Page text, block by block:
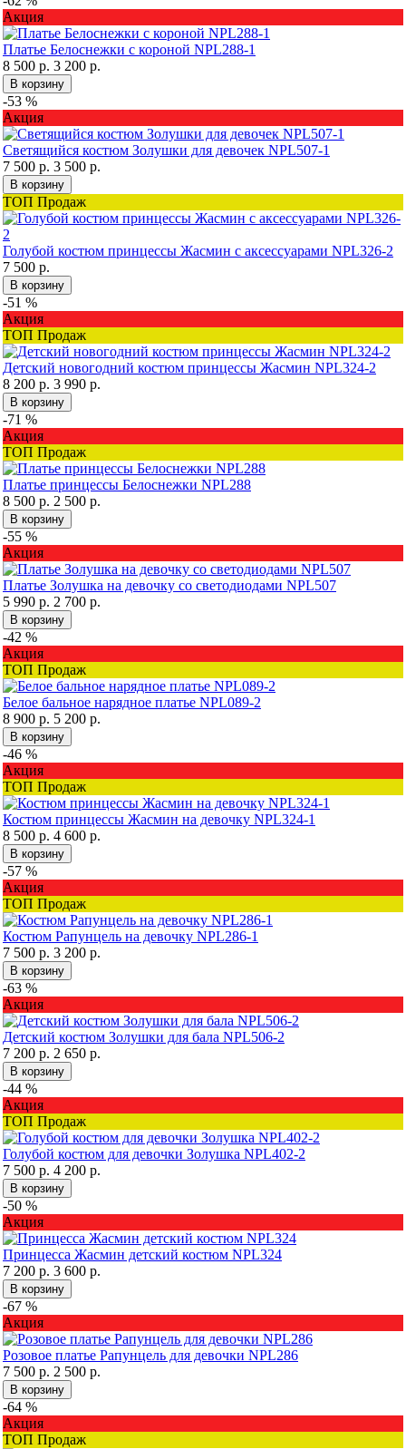
Акция
Платье Белоснежки с короной NPL288-1
8 500 р. 3 200 р.
В корзину
-53 %
Акция
Светящийся костюм Золушки для девочек NPL507-1
7 500 р. 3 500 р.
В корзину
ТОП Продаж
Голубой костюм принцессы Жасмин с аксессуарами NPL326-2
7 500 р.
В корзину
-51 %
Акция
ТОП Продаж
Детский новогодний костюм принцессы Жасмин NPL324-2
8 200 р. 3 990 р.
В корзину
-71 %
Акция
ТОП Продаж
Платье принцессы Белоснежки NPL288
8 500 р. 2 500 р.
В корзину
-55 %
Акция
Платье Золушка на девочку со светодиодами NPL507
5 990 р. 2 700 р.
В корзину
-42 %
Акция
ТОП Продаж
Белое бальное нарядное платье NPL089-2
8 900 р. 5 200 р.
В корзину
-46 %
Акция
ТОП Продаж
Костюм принцессы Жасмин на девочку NPL324-1
8 500 р. 4 600 р.
В корзину
-57 %
Акция
ТОП Продаж
Костюм Рапунцель на девочку NPL286-1
7 500 р. 3 200 р.
В корзину
-63 %
Акция
Детский костюм Золушки для бала NPL506-2
7 200 р. 2 650 р.
В корзину
-44 %
Акция
ТОП Продаж
Голубой костюм для девочки Золушка NPL402-2
7 500 р. 4 200 р.
В корзину
-50 %
Акция
Принцесса Жасмин детский костюм NPL324
7 200 р. 3 600 р.
В корзину
-67 %
Акция
Розовое платье Рапунцель для девочки NPL286
7 500 р. 2 500 р.
В корзину
-64 %
Акция
ТОП Продаж